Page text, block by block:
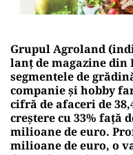
Grupul Agroland
lanț de magazine din
segmentele de
companie și hobby
cifră de afaceri de
creştere cu 33% faţă
milioane de euro.
milioane de euro, o